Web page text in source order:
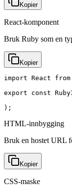
Kopier
React-komponent
Bruk Ruby som en
Kopier
import React
export const
);
HTML-innbygging
Bruk en hostet URL
Kopier
CSS-maske